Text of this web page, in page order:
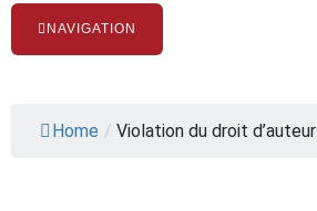
NAVIGATION
Home / Violation du droit d’auteur